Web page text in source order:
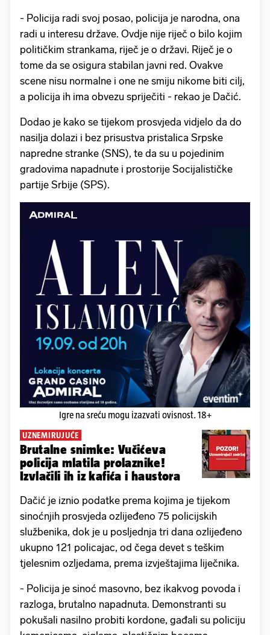
- Policija radi svoj posao, policija je narodna, ona
radi u interesu države. Ovdje nije riječ o bilo kojim
političkim strankama, riječ je o državi. Riječ je o
tome da se osigura stabilan javni red. Ovakve
scene nisu normalne i one ne smiju nikome biti cilj,
a policija ih ima obvezu spriječiti - rekao je Dačić.
Dodao je kako se tijekom prosvjeda vidjelo da do
nasilja dolazi i bez prisustva pristalica Srpske
napredne stranke (SNS), te da su u pojedinim
gradovima napadnute i prostorije Socijalističke
partije Srbije (SPS).
Igre na sreću mogu izazvati ovisnost. 18+
UZNEMIRUJUĆE
Brutalne snimke: Vučićeva
policija mlatila prolaznike!
Izvlačili ih iz kafića i haustora
Dačić je iznio podatke prema kojima je tijekom
sinoćnjih prosvjeda ozlijeđeno 75 policijskih
službenika, dok je u posljednja tri dana ozlijeđeno
ukupno 121 policajac, od čega devet s teškim
tjelesnim ozljedama, prema izvještajima liječnika.
- Policija je sinoć masovno, bez ikakvog povoda i
razloga, brutalno napadnuta. Demonstranti su
pokušali nasilno probiti kordone, gađali su policiju